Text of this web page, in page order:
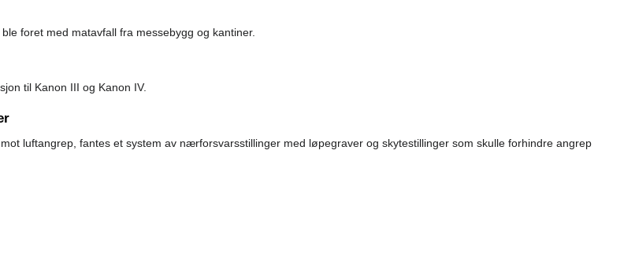
foret med matavfall fra messebygg og kantiner.
til Kanon III og Kanon IV.
luftangrep, fantes et system av nærforsvarsstillinger med løpegraver og skytestillinger som skulle forhindre angrep